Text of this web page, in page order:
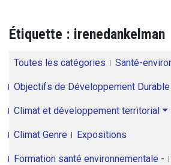
Étiquette : irenedankelman
Toutes les catégories Santé-
Objectifs de Développement Durable
Climat et développement territorial
Climat Genre Expositions
Formation santé environnementale -